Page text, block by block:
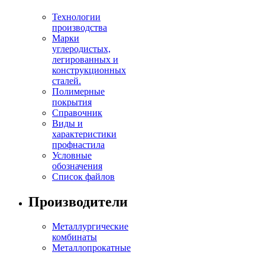
Технологии
производства
Марки
углеродистых,
легированных и
конструкционных
сталей.
Полимерные
покрытия
Справочник
Виды и
характеристики
профнастила
Условные
обозначения
Список файлов
Производители
Металлургические
комбинаты
Металлопрокатные